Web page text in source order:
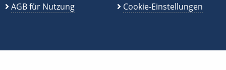
AGB für Nutzung
Cookie-Einstellungen